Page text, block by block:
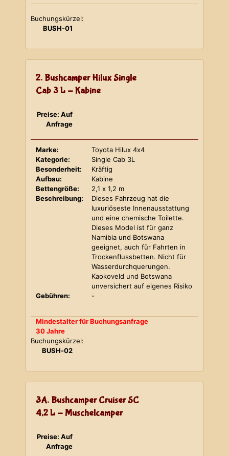
Buchungskürzel:
BUSH-01
2. Bushcamper Hilux Single
Cab 3 L - Kabine
Preise: Auf
Anfrage
Marke:
Toyota Hilux 4x4
Kategorie:
Single Cab 3L
Besonderheit:
Kräftig
Aufbau:
Kabine
Bettengröße:
2,1 x 1,2 m
Beschreibung:
Dieses Fahrzeug hat die
luxuriöseste Innenausstattung
und eine chemische Toilette.
Dieses Model ist für ganz
Namibia und Botswana
geeignet, auch für Fahrten in
Trockenflussbetten. Nicht für
Wasserdurchquerungen.
Kaokoveld und Botswana
unversichert auf eigenes Risiko
Gebühren:
-
Mindestalter für Buchungsanfrage
30 Jahre
Buchungskürzel:
BUSH-02
3A. Bushcamper Cruiser SC
4,2 L - Muschelcamper
Preise: Auf
Anfrage